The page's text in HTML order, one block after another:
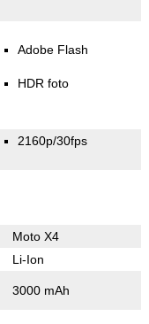
Adobe Flash
HDR foto
2160p/30fps
Moto X4
Li-Ion
3000 mAh